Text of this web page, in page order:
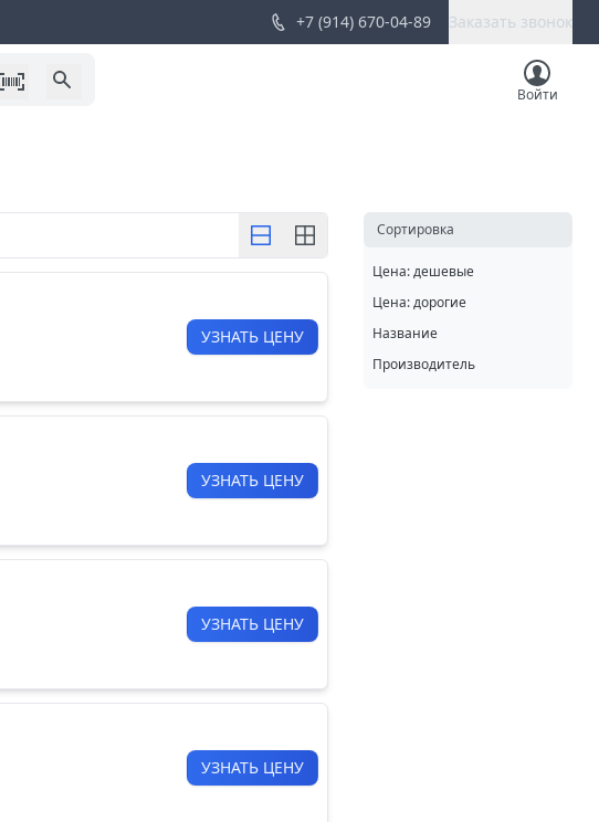
+7 (914) 670-04-89 Заказать звонок
Войти
УЗНАТЬ ЦЕНУ
УЗНАТЬ ЦЕНУ
УЗНАТЬ ЦЕНУ
УЗНАТЬ ЦЕНУ
Cортировка
Цена: дешевые
Цена: дорогие
Название
Производитель